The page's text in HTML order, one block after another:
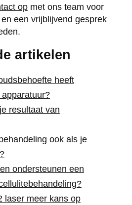
opmet ons team voor
een vrijblijvend gesprek
artikelen
heeft
resultaat van
ook als je
ondersteunen een
laser meer kans op